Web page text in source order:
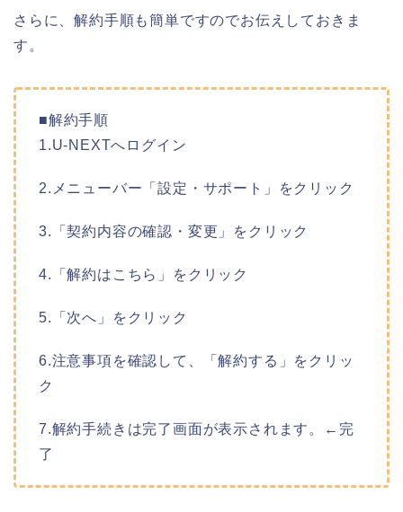
さらに、解約手順も簡単ですのでお伝えしておきま
す。
■解約手順
1.U-NEXTへログイン
2.メニューバー「設定・サポート」をクリック
3.「契約内容の確認・変更」をクリック
4.「解約はこちら」をクリック
5.「次へ」をクリック
6.注意事項を確認して、「解約する」をクリッ
ク
7.解約手続きは完了画面が表示されます。←完
了